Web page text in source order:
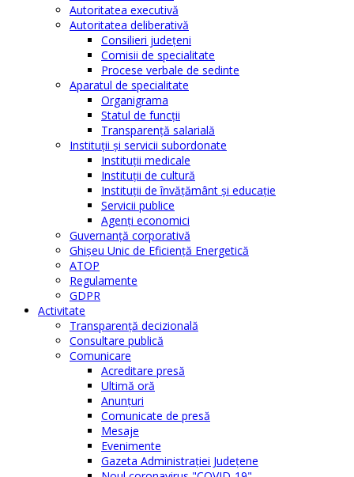
Autoritatea executivă
Autoritatea deliberativă
Consilieri judeţeni
Comisii de specialitate
Procese verbale de sedinte
Aparatul de specialitate
Organigrama
Statul de funcții
Transparență salarială
Instituţii şi servicii subordonate
Instituţii medicale
Instituţii de cultură
Instituţii de învăţământ şi educaţie
Servicii publice
Agenţi economici
Guvernanță corporativă
Ghişeu Unic de Eficienţă Energetică
ATOP
Regulamente
GDPR
Activitate
Transparenţă decizională
Consultare publică
Comunicare
Acreditare presă
Ultimă oră
Anunţuri
Comunicate de presă
Mesaje
Evenimente
Gazeta Administraţiei Judeţene